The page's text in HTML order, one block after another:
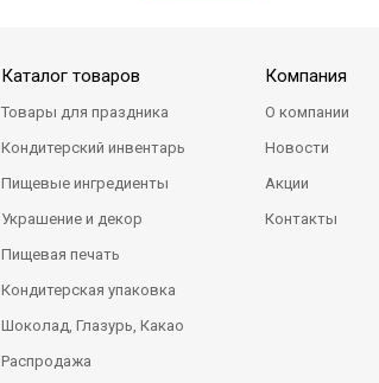
Каталог товаров
Товары для праздника
Кондитерский инвентарь
Пищевые ингредиенты
Украшение и декор
Пищевая печать
Кондитерская упаковка
Шоколад, Глазурь, Какао
Распродажа
Компания
О компании
Новости
Акции
Контакты